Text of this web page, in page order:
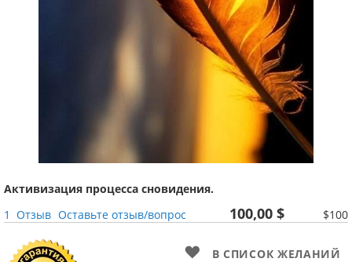
Активизация процесса сновидения.
1 Отзыв Оставьте отзыв/вопрос 100,00 $ $100
В СПИСОК ЖЕЛАНИЙ